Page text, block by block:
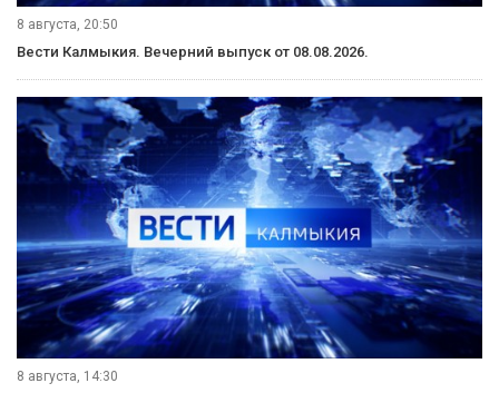
8 августа, 20:50
Вести Калмыкия. Вечерний выпуск от 08.08.2026.
8 августа, 14:30